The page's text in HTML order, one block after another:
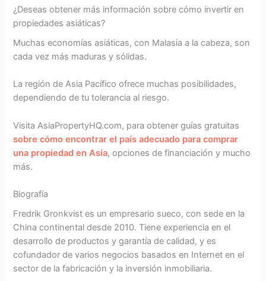
¿Deseas obtener más información sobre cómo invertir en
propiedades asiáticas?
Muchas economías asiáticas, con Malasia a la cabeza, son
cada vez más maduras y sólidas.
La región de Asia Pacífico ofrece muchas posibilidades,
dependiendo de tu tolerancia al riesgo.
Visita AsiaPropertyHQ.com, para obtener guías gratuitas
sobre cómo encontrar el país adecuado para comprar
una propiedad en Asia, opciones de financiación y mucho
más.
Biografía
Fredrik Gronkvist es un empresario sueco, con sede en la
China continental desde 2010. Tiene experiencia en el
desarrollo de productos y garantía de calidad, y es
cofundador de varios negocios basados en Internet en el
sector de la fabricación y la inversión inmobiliaria.